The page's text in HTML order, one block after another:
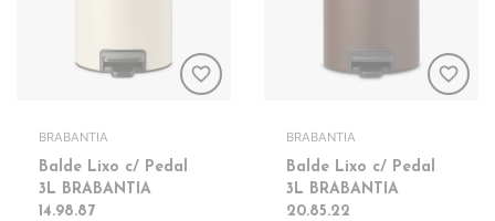
favorite_border
BRABANTIA
Balde Lixo c/ Pedal
3L BRABANTIA
14.98.87
favorite_border
BRABANTIA
Balde Lixo c/ Pedal
3L BRABANTIA
20.85.22